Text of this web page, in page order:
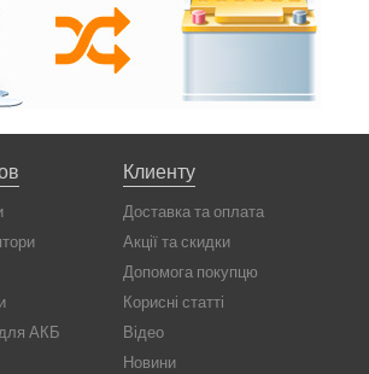
для АКБ
Клиенту
Доставка та оплата
Акції та скидки
Допомога покупцю
Корисні статті
Відео
Новини